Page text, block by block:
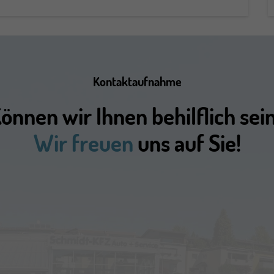
Kontaktaufnahme
wir Ihnen behilflich
Wir freuenuns auf Sie!